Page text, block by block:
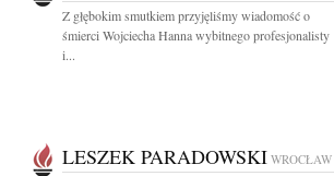
Z głębokim smutkiem przyjęliśmy wiadomość o
śmierci Wojciecha Hanna wybitnego profesjonalisty
i...
LESZEK PARADOWSKI WROCŁAW